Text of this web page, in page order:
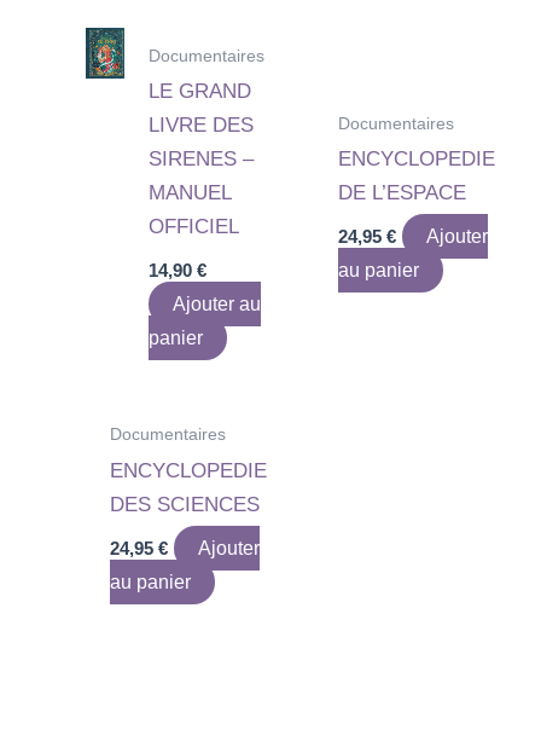
Documentaires
LE GRAND
LIVRE DES
SIRENES –
MANUEL
OFFICIEL
14,90€
Ajouter au
panier
Documentaires
ENCYCLOPEDIE
DE L’ESPACE
24,95 €
Ajouter
au panier
Documentaires
ENCYCLOPEDIE
DES SCIENCES
24,95€
Ajouter
au panier